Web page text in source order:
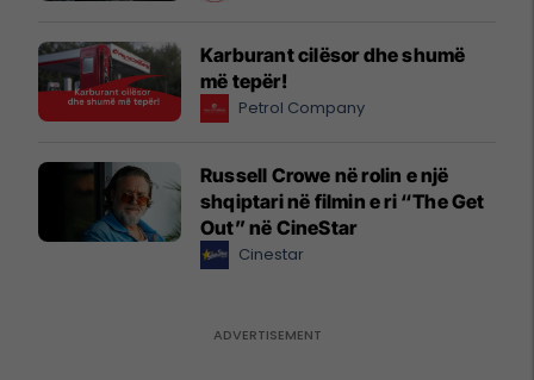
Karburant cilësor dhe shumë
më tepër!
Petrol Company
Russell Crowe në rolin e një
shqiptari në filmin e ri “The Get
Out” në CineStar
Cinestar